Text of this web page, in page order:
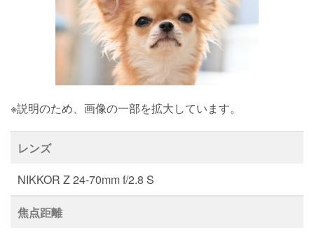
※説明のため、画像の一部を拡大しています。
レンズ
NIKKOR Z 24-70mm f/2.8 S
焦点距離